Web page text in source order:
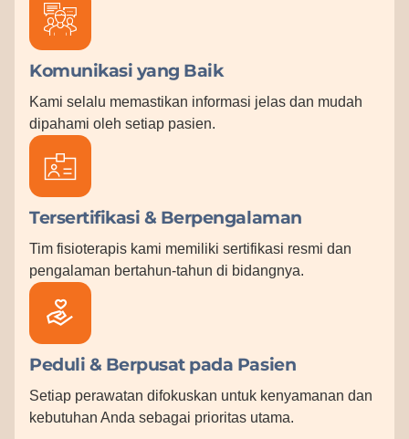
Komunikasi yang Baik
Kami selalu memastikan informasi jelas dan mudah
dipahami oleh setiap pasien.
Tersertifikasi & Berpengalaman
Tim fisioterapis kami memiliki sertifikasi resmi dan
pengalaman bertahun-tahun di bidangnya.
Peduli & Berpusat pada Pasien
Setiap perawatan difokuskan untuk kenyamanan dan
kebutuhan Anda sebagai prioritas utama.